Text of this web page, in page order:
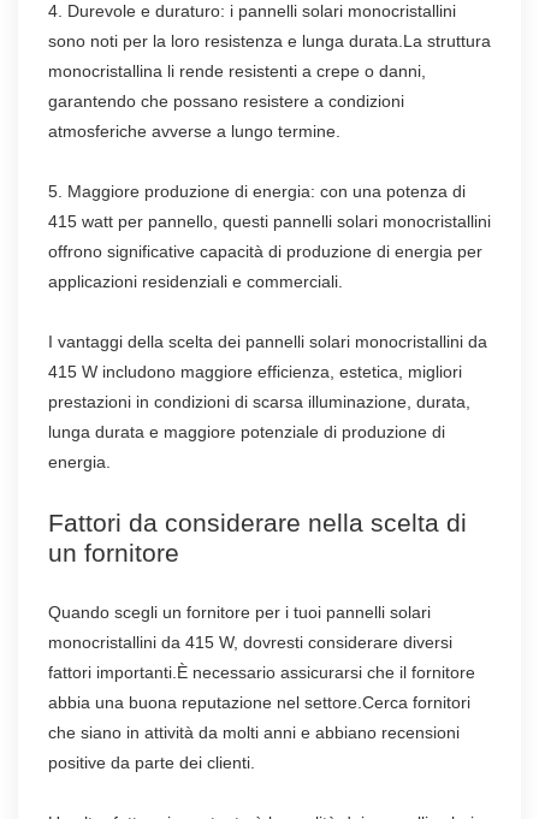
4. Durevole e duraturo: i pannelli solari monocristallini
sono noti per la loro resistenza e lunga durata.La struttura
monocristallina li rende resistenti a crepe o danni,
garantendo che possano resistere a condizioni
atmosferiche avverse a lungo termine.
5. Maggiore produzione di energia: con una potenza di
415 watt per pannello, questi pannelli solari monocristallini
offrono significative capacità di produzione di energia per
applicazioni residenziali e commerciali.
I vantaggi della scelta dei pannelli solari monocristallini da
415 W includono maggiore efficienza, estetica, migliori
prestazioni in condizioni di scarsa illuminazione, durata,
lunga durata e maggiore potenziale di produzione di
energia.
Fattori da considerare nella scelta di
un fornitore
Quando scegli un fornitore per i tuoi pannelli solari
monocristallini da 415 W, dovresti considerare diversi
fattori importanti.È necessario assicurarsi che il fornitore
abbia una buona reputazione nel settore.Cerca fornitori
che siano in attività da molti anni e abbiano recensioni
positive da parte dei clienti.